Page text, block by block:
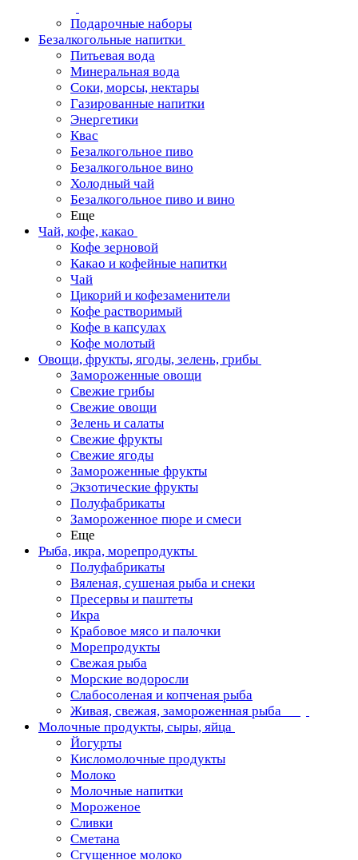
Подарочные наборы
Безалкогольные напитки
Питьевая вода
Минеральная вода
Соки, морсы, нектары
Газированные напитки
Энергетики
Квас
Безалкогольное пиво
Безалкогольное вино
Холодный чай
Безалкогольное пиво и вино
Еще
Чай, кофе, какао
Кофе зерновой
Какао и кофейные напитки
Чай
Цикорий и кофезаменители
Кофе растворимый
Кофе в капсулах
Кофе молотый
Овощи, фрукты, ягоды, зелень, грибы
Замороженные овощи
Свежие грибы
Свежие овощи
Зелень и салаты
Свежие фрукты
Свежие ягоды
Замороженные фрукты
Экзотические фрукты
Полуфабрикаты
Замороженное пюре и смеси
Еще
Рыба, икра, морепродукты
Полуфабрикаты
Вяленая, сушеная рыба и снеки
Пресервы и паштеты
Икра
Крабовое мясо и палочки
Морепродукты
Свежая рыба
Морские водоросли
Слабосоленая и копченая рыба
Живая, свежая, замороженная рыба
Молочные продукты, сыры, яйца
Йогурты
Кисломолочные продукты
Молоко
Молочные напитки
Мороженое
Сливки
Сметана
Сгущенное молоко